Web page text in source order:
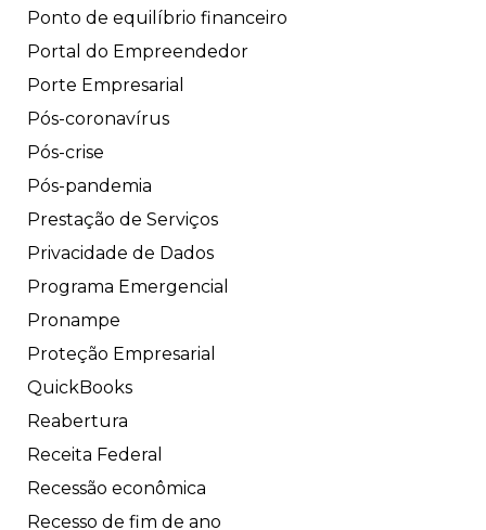
Ponto de equilíbrio financeiro
Portal do Empreendedor
Porte Empresarial
Pós-coronavírus
Pós-crise
Pós-pandemia
Prestação de Serviços
Privacidade de Dados
Programa Emergencial
Pronampe
Proteção Empresarial
QuickBooks
Reabertura
Receita Federal
Recessão econômica
Recesso de fim de ano